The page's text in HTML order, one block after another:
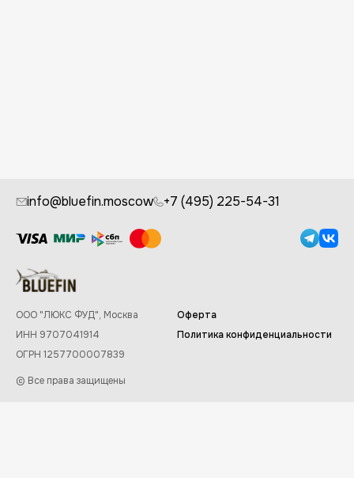
info@bluefin.moscow +7 (495) 225-54-31
ООО "ЛЮКС ФУД", Москва
ИНН 9707041914
ОГРН 1257700007839
© Все права защищены
Оферта
Политика конфиденциальности